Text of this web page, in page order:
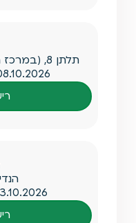
תלתן 8, (במרכז הרפואי של מכבי), מודיעין
הנדיב 1,